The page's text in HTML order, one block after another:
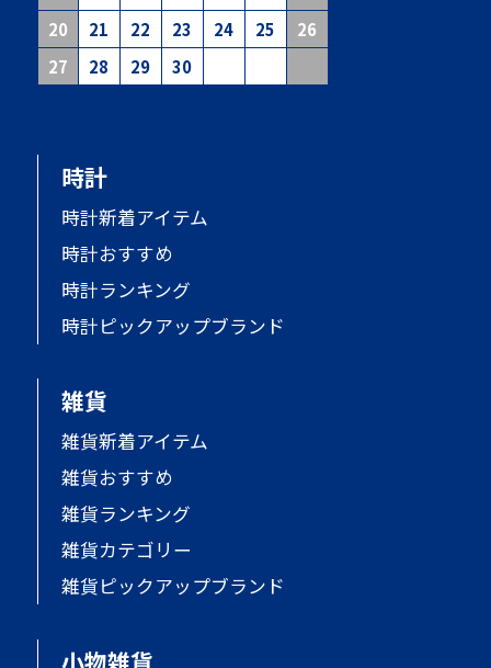
20
21 22 23 24 25
26
27
28 29 30
時計
時計新着アイテム
時計おすすめ
時計ランキング
時計ピックアップブランド
雑貨
雑貨新着アイテム
雑貨おすすめ
雑貨ランキング
雑貨カテゴリー
雑貨ピックアップブランド
小物雑貨